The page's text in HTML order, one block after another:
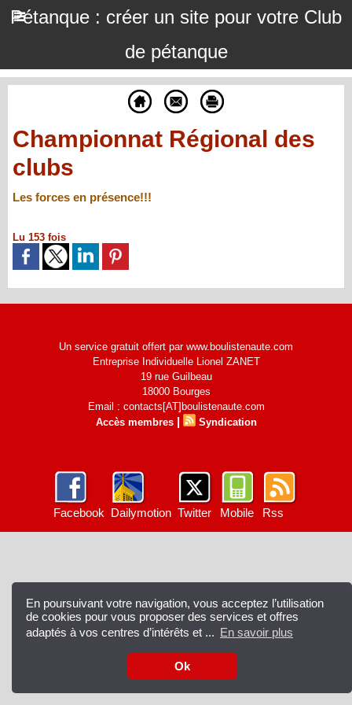
En poursuivant votre navigation, vous acceptez l’utilisation
de cookies pour vous proposer des services et offres
adaptés à vos centres d’intérêts et ... En savoir plus
Ok
Pétanque : créer un site pour votre Club
de pétanque
Championnat Régional des
clubs
Les forces en présence!!!
Lu 153 fois
Un service gratuit offert par www.boulistenaute.com
Entreprise Individuelle Lionel ZANET
19 rue Guilbeau
18000 Bourges
Email : contacts[AT]boulistenaute.com
Accès membres | Syndication
Facebook Dailymotion Twitter Mobile Rss